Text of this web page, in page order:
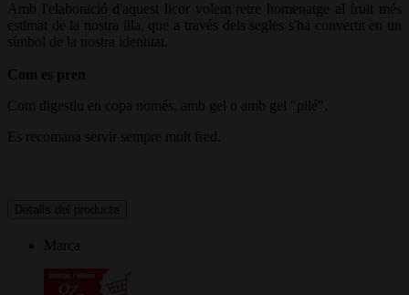
Amb l'elaboració d'aquest licor volem retre homenatge al fruit més
estimat de la nostra illa, que a través dels segles s'ha convertit en un
símbol de la nostra identitat.
Com es pren
Com digestiu en copa només, amb gel o amb gel "pilé".
Es recomana servir sempre molt fred.
Marca